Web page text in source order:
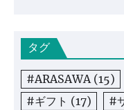
タグ
#ARASAWA(15)
#ギフト (17) #